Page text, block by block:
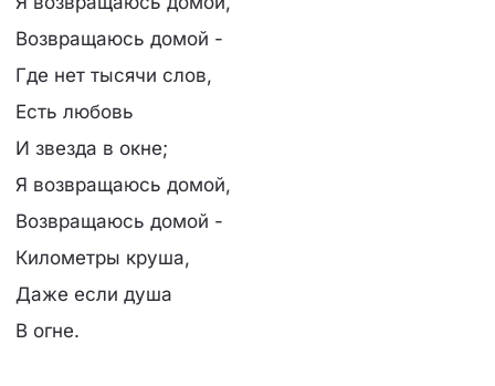
Возвращаюсь домой -
Где нет тысячи слов,
Есть любовь
И звезда в окне;
Я возвращаюсь домой,
Возвращаюсь домой -
Километры круша,
Даже если душа
В огне.